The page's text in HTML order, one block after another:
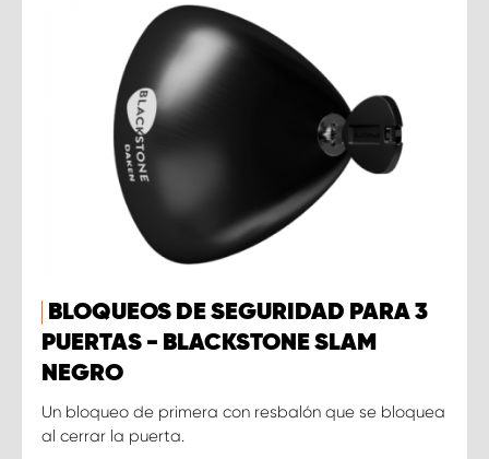
BLOQUEOS DE SEGURIDAD PARA 3
PUERTAS - BLACKSTONE SLAM
NEGRO
Un bloqueo de primera con resbalón que se bloquea
al cerrar la puerta.